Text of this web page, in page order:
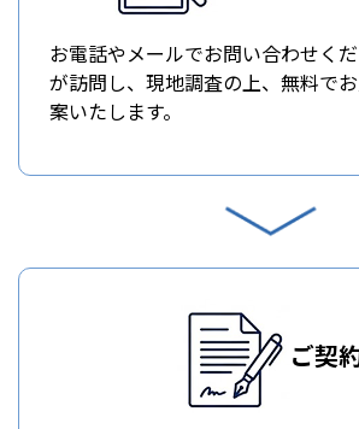
お電話やメールでお問い合わせく
が訪問し、現地調査の上、無料で
案いたします。
ご契